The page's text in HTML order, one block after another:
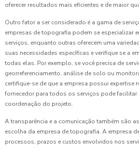
oferecer resultados mais eficientes e de maior
Outro fator a ser considerado é a gama de
empresas de topografia podem se especializar
serviços, enquanto outras oferecem uma
suas necessidades específicas e verifique se a
todas elas. Por exemplo, se você precisa de
georreferenciamento, análise de solo ou
certifique-se de que a empresa possui expertise
fornecedor para todos os serviços pode facilitar
coordenação do projeto.
A transparência e a comunicação também são
escolha da empresa de topografia. A empresa
processos, prazos e custos envolvidos nos